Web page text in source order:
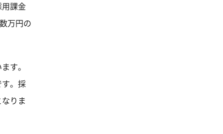
課金
万円の
す。
。採
りま